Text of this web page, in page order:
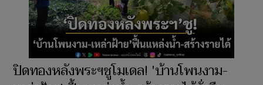
ปิดทองหลังพระฯชูโมเดล! 'บ้านโพนงาม-